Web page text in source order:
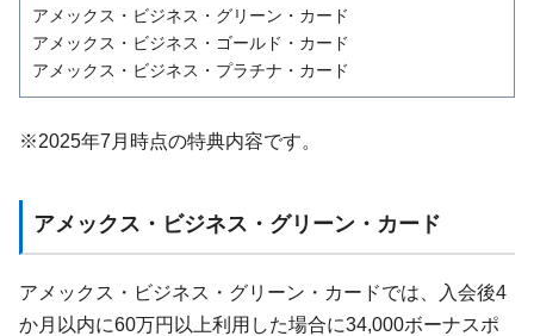
アメックス・ビジネス・グリーン・カード
アメックス・ビジネス・ゴールド・カード
アメックス・ビジネス・プラチナ・カード
※2025年7月時点の特典内容です。
アメックス・ビジネス・グリーン・カード
アメックス・ビジネス・グリーン・カードでは、入会後4
か月以内に60万円以上利用した場合に34,000ボーナスポ